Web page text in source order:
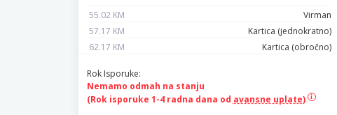
55.02 KM
Virman
57.17 KM
Kartica (jednokratno)
62.17 KM
Kartica (obročno)
Rok Isporuke:
Nemamo odmah na stanju
(Rok isporuke 1-4 radna dana od avansne uplate)